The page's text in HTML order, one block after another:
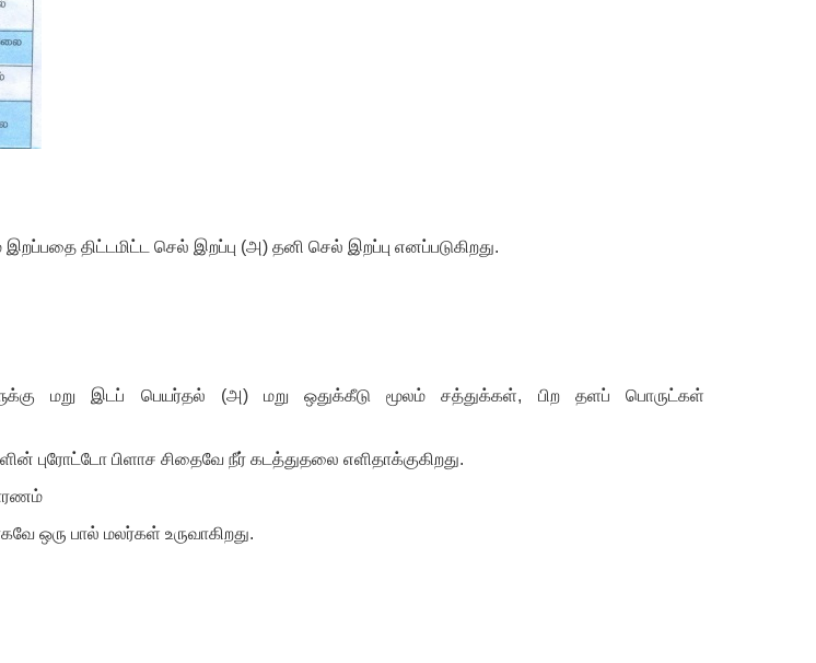
திட்டமிட்ட செல் இறப்பு (அ) தனி செல் இறப்பு எனப்படுகிறது.
மறு இடப் பெயர்தல் (அ) மறு ஒதுக்கீடு மூலம் சத்துக்கள், பிற தளப் பொருட்கள்
புரோட்டோ பிளாச சிதைவே நீர் கடத்துதலை எளிதாக்குகிறது.
ஒரு பால் மலர்கள் உருவாகிறது.